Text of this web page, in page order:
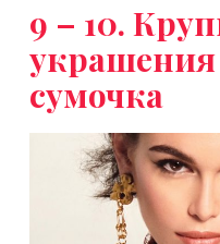
9 – 10.
сумочка